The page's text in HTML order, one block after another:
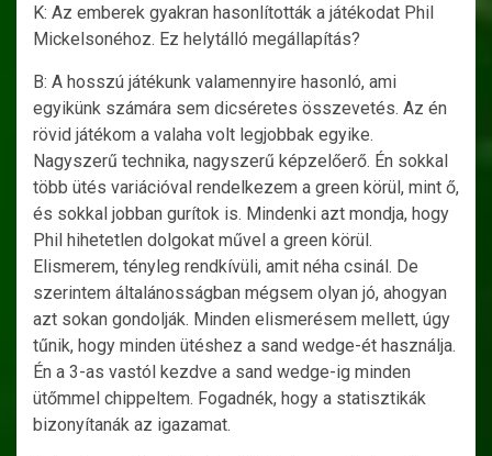
K: Az emberek gyakran hasonlították a játékodat Phil
Mickelsonéhoz. Ez helytálló megállapítás?
B: A hosszú játékunk valamennyire hasonló, ami
egyikünk számára sem dicséretes összevetés. Az én
rövid játékom a valaha volt legjobbak egyike.
Nagyszerű technika, nagyszerű képzelőerő. Én sokkal
több ütés variációval rendelkezem a green körül, mint ő,
és sokkal jobban gurítok is. Mindenki azt mondja, hogy
Phil hihetetlen dolgokat művel a green körül.
Elismerem, tényleg rendkívüli, amit néha csinál. De
szerintem általánosságban mégsem olyan jó, ahogyan
azt sokan gondolják. Minden elismerésem mellett, úgy
tűnik, hogy minden ütéshez a sand wedge-ét használja.
Én a 3-as vastól kezdve a sand wedge-ig minden
ütőmmel chippeltem. Fogadnék, hogy a statisztikák
bizonyítanák az igazamat.